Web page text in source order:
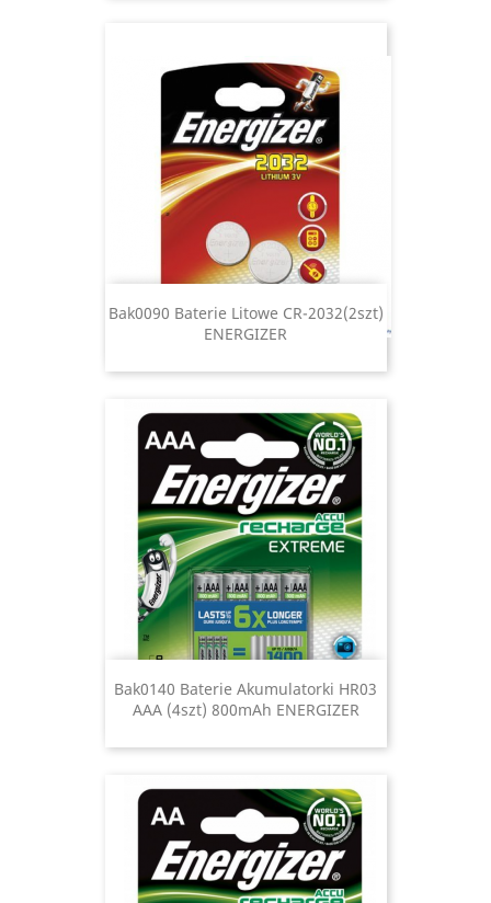
Bak0090 Baterie Litowe CR-2032(2szt)
ENERGIZER
Bak0140 Baterie Akumulatorki HR03
AAA (4szt) 800mAh ENERGIZER